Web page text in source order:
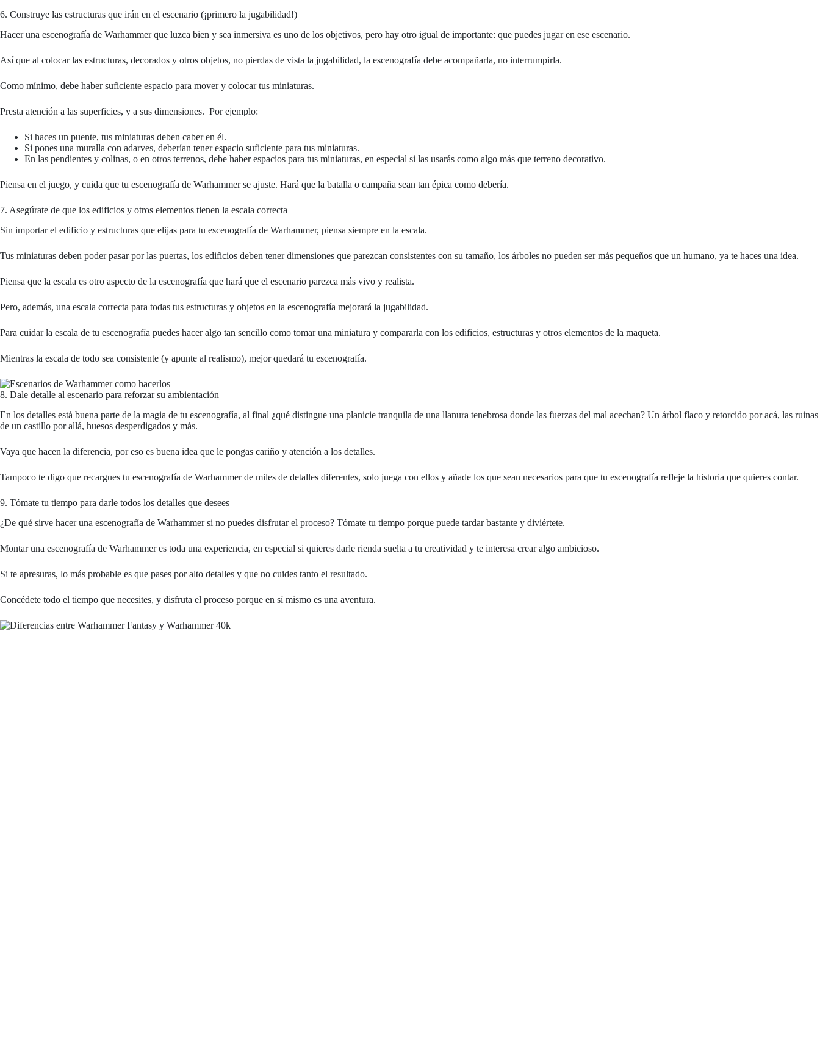
6. Construye las estructuras que irán en el escenario (¡primero la jugabilidad!)
Hacer una escenografía de Warhammer que luzca bien y sea inmersiva es uno de los objetivos, pero hay otro igual de importante: que puedes jugar en ese escenario.
Así que al colocar las estructuras, decorados y otros objetos, no pierdas de vista la jugabilidad, la escenografía debe acompañarla, no interrumpirla.
Como mínimo, debe haber suficiente espacio para mover y colocar tus miniaturas.
Presta atención a las superficies, y a sus dimensiones. Por ejemplo:
Si haces un puente, tus miniaturas deben caber en él.
Si pones una muralla con adarves, deberían tener espacio suficiente para tus miniaturas.
En las pendientes y colinas, o en otros terrenos, debe haber espacios para tus miniaturas, en especial si las usarás como algo más que terreno decorativo.
Piensa en el juego, y cuida que tu escenografía de Warhammer se ajuste. Hará que la batalla o campaña sean tan épica como debería.
7. Asegúrate de que los edificios y otros elementos tienen la escala correcta
Sin importar el edificio y estructuras que elijas para tu escenografía de Warhammer, piensa siempre en la escala.
Tus miniaturas deben poder pasar por las puertas, los edificios deben tener dimensiones que parezcan consistentes con su tamaño, los árboles no pueden ser más pequeños que un humano, ya te haces una idea.
Piensa que la escala es otro aspecto de la escenografía que hará que el escenario parezca más vivo y realista.
Pero, además, una escala correcta para todas tus estructuras y objetos en la escenografía mejorará la jugabilidad.
Para cuidar la escala de tu escenografía puedes hacer algo tan sencillo como tomar una miniatura y compararla con los edificios, estructuras y otros elementos de la maqueta.
Mientras la escala de todo sea consistente (y apunte al realismo), mejor quedará tu escenografía.
8. Dale detalle al escenario para reforzar su ambientación
En los detalles está buena parte de la magia de tu escenografía, al final ¿qué distingue una planicie tranquila de una llanura tenebrosa donde las fuerzas del mal acechan? Un árbol flaco y retorcido por acá, las ruinas
de un castillo por allá, huesos desperdigados y más.
Vaya que hacen la diferencia, por eso es buena idea que le pongas cariño y atención a los detalles.
Tampoco te digo que recargues tu escenografía de Warhammer de miles de detalles diferentes, solo juega con ellos y añade los que sean necesarios para que tu escenografía refleje la historia que quieres contar.
9. Tómate tu tiempo para darle todos los detalles que desees
¿De qué sirve hacer una escenografía de Warhammer si no puedes disfrutar el proceso? Tómate tu tiempo porque puede tardar bastante y diviértete.
Montar una escenografía de Warhammer es toda una experiencia, en especial si quieres darle rienda suelta a tu creatividad y te interesa crear algo ambicioso.
Si te apresuras, lo más probable es que pases por alto detalles y que no cuides tanto el resultado.
Concédete todo el tiempo que necesites, y disfruta el proceso porque en sí mismo es una aventura.